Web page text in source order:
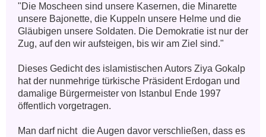
"Die Moscheen sind unsere Kasernen, die Minarette
unsere Bajonette, die Kuppeln unsere Helme und die
Gläubigen unsere Soldaten. Die Demokratie ist nur der
Zug, auf den wir aufsteigen, bis wir am Ziel sind."
Dieses Gedicht des islamistischen Autors Ziya Gokalp
hat der nunmehrige türkische Präsident Erdogan und
damalige Bürgermeister von Istanbul Ende 1997
öffentlich vorgetragen.
Man darf nicht  die Augen davor verschließen, dass es